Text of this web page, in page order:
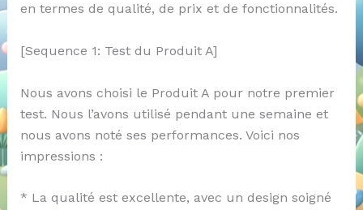
en termes de qualité, de prix et de fonctionnalités.
[Sequence 1: Test du Produit A]
Nous avons choisi le Produit A pour notre premier
test. Nous l’avons utilisé pendant une semaine et
nous avons noté ses performances. Voici nos
impressions :
* La qualité est excellente, avec un design soigné